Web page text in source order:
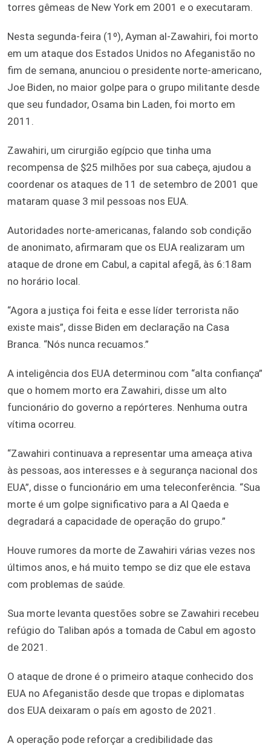
torres gêmeas de New York em 2001 e o executaram.
Nesta segunda-feira (1º), Ayman al-Zawahiri, foi morto
em um ataque dos Estados Unidos no Afeganistão no
fim de semana, anunciou o presidente norte-americano,
Joe Biden, no maior golpe para o grupo militante desde
que seu fundador, Osama bin Laden, foi morto em
2011.
Zawahiri, um cirurgião egípcio que tinha uma
recompensa de $25 milhões por sua cabeça, ajudou a
coordenar os ataques de 11 de setembro de 2001 que
mataram quase 3 mil pessoas nos EUA.
Autoridades norte-americanas, falando sob condição
de anonimato, afirmaram que os EUA realizaram um
ataque de drone em Cabul, a capital afegã, às 6:18am
no horário local.
“Agora a justiça foi feita e esse líder terrorista não
existe mais”, disse Biden em declaração na Casa
Branca. “Nós nunca recuamos.”
A inteligência dos EUA determinou com “alta confiança”
que o homem morto era Zawahiri, disse um alto
funcionário do governo a repórteres. Nenhuma outra
vítima ocorreu.
“Zawahiri continuava a representar uma ameaça ativa
às pessoas, aos interesses e à segurança nacional dos
EUA”, disse o funcionário em uma teleconferência. “Sua
morte é um golpe significativo para a Al Qaeda e
degradará a capacidade de operação do grupo.”
Houve rumores da morte de Zawahiri várias vezes nos
últimos anos, e há muito tempo se diz que ele estava
com problemas de saúde.
Sua morte levanta questões sobre se Zawahiri recebeu
refúgio do Taliban após a tomada de Cabul em agosto
de 2021.
O ataque de drone é o primeiro ataque conhecido dos
EUA no Afeganistão desde que tropas e diplomatas
dos EUA deixaram o país em agosto de 2021.
A operação pode reforçar a credibilidade das